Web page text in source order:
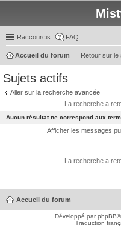
Raccourcis FAQ
Retour sur le
Accueil du forum
Sujets actifs
Aller sur la recherche avancée
La recherche a
Aucun résultat ne correspond aux
Afficher les messages
La recherche a
Accueil du forum
Développé parphpBB
Traduction